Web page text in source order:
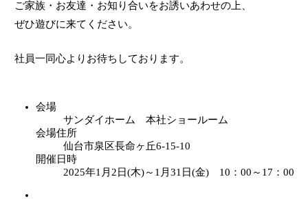
ご家族・お友達・お知り合いをお誘いあわせの上、
ぜひ遊びに来てください。
社員一同心よりお待ちしております。
会場
サンダイホーム 本社ショールーム
会場住所
仙台市泉区長命ヶ丘6-15-10
開催日時
2025年1月2日(木)～1月31日(金) 10：00～17：00